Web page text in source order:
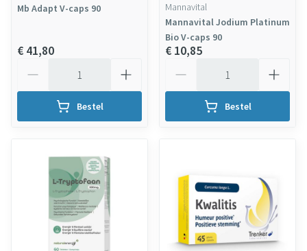
Mb Adapt V-caps 90
€ 41,80
Bestel
Mannavital
Mannavital Jodium Platinum
Bio V-caps 90
€ 10,85
Bestel